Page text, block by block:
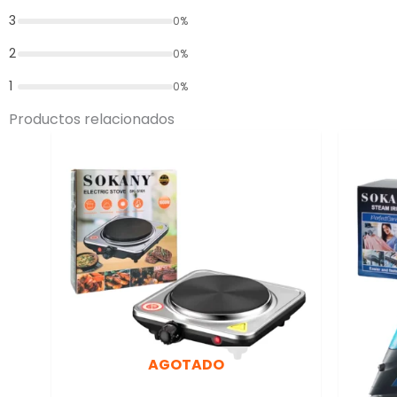
3 0%
2 0%
1 0%
Productos relacionados
AGOTADO